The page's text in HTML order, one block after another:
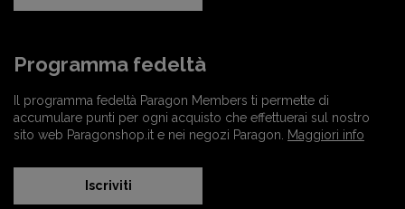
Programma fedeltà
Il programma fedeltà Paragon Members ti permette di
accumulare punti per ogni acquisto che effettuerai sul nostro
sito web Paragonshop.it e nei negozi Paragon.
Maggiori info
Iscriviti